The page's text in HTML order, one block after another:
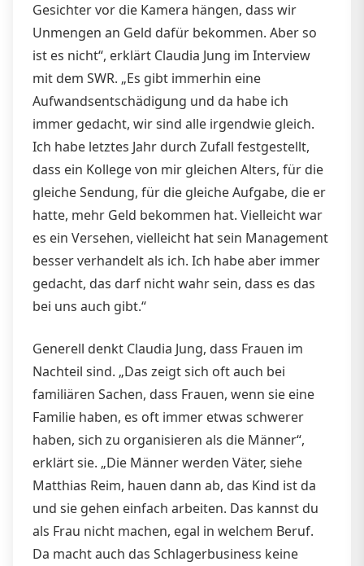
Gesichter vor die Kamera hängen, dass wir
Unmengen an Geld dafür bekommen. Aber so
ist es nicht“, erklärt Claudia Jung im Interview
mit dem SWR. „Es gibt immerhin eine
Aufwandsentschädigung und da habe ich
immer gedacht, wir sind alle irgendwie gleich.
Ich habe letztes Jahr durch Zufall festgestellt,
dass ein Kollege von mir gleichen Alters, für die
gleiche Sendung, für die gleiche Aufgabe, die er
hatte, mehr Geld bekommen hat. Vielleicht war
es ein Versehen, vielleicht hat sein Management
besser verhandelt als ich. Ich habe aber immer
gedacht, das darf nicht wahr sein, dass es das
bei uns auch gibt.“
Generell denkt Claudia Jung, dass Frauen im
Nachteil sind. „Das zeigt sich oft auch bei
familiären Sachen, dass Frauen, wenn sie eine
Familie haben, es oft immer etwas schwerer
haben, sich zu organisieren als die Männer“,
erklärt sie. „Die Männer werden Väter, siehe
Matthias Reim, hauen dann ab, das Kind ist da
und sie gehen einfach arbeiten. Das kannst du
als Frau nicht machen, egal in welchem Beruf.
Da macht auch das Schlagerbusiness keine